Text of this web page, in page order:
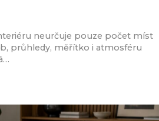
neurčuje pouze počet míst
průhledy, měřítko i atmosféru